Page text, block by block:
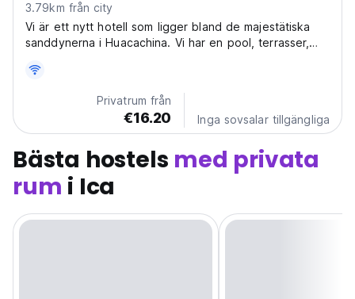
3.79km från city
Vi är ett nytt hotell som ligger bland de majestätiska
sanddynerna i Huacachina. Vi har en pool, terrasser,
solnedgången i hotellets sanddyner.
Privatrum från
€16.20 Inga sovsalar tillgängliga
Bästa hostels med privata
rum i Ica